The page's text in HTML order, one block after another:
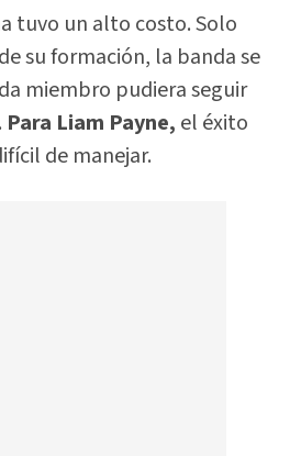
tuvo un alto costo. Solo
su formación, la banda se
miembro pudiera seguir
Para Liam Payne, el éxito
de manejar.